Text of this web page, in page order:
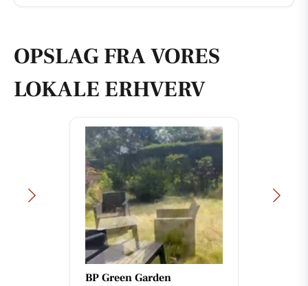
OPSLAG FRA VORES
LOKALE ERHVERV
BP Green Garden